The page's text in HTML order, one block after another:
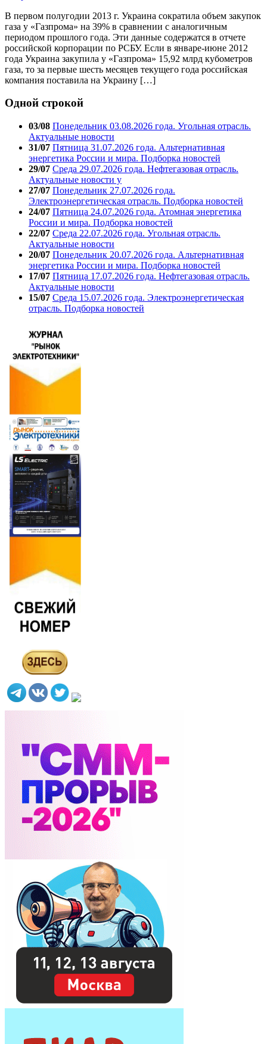
В первом полугодии 2013 г. Украина сократила объем закупок
газа у «Газпрома» на 39% в сравнении с аналогичным
периодом прошлого года. Эти данные содержатся в отчете
российской корпорации по РСБУ. Если в январе-июне 2012
года Украина закупила у «Газпрома» 15,92 млрд кубометров
газа, то за первые шесть месяцев текущего года российская
компания поставила на Украину […]
Одной строкой
03/08 Понедельник 03.08.2026 года. Угольная отрасль.
Актуальные новости
31/07 Пятница 31.07.2026 года. Альтернативная
энергетика России и мира. Подборка новостей
29/07 Среда 29.07.2026 года. Нефтегазовая отрасль.
Актуальные новости у
27/07 Понедельник 27.07.2026 года.
Электроэнергетическая отрасль. Подборка новостей
24/07 Пятница 24.07.2026 года. Атомная энергетика
России и мира. Подборка новостей
22/07 Среда 22.07.2026 года. Угольная отрасль.
Актуальные новости
20/07 Понедельник 20.07.2026 года. Альтернативная
энергетика России и мира. Подборка новостей
17/07 Пятница 17.07.2026 года. Нефтегазовая отрасль.
Актуальные новости
15/07 Среда 15.07.2026 года. Электроэнергетическая
отрасль. Подборка новостей